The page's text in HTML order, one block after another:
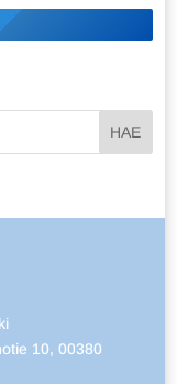
10, 00380